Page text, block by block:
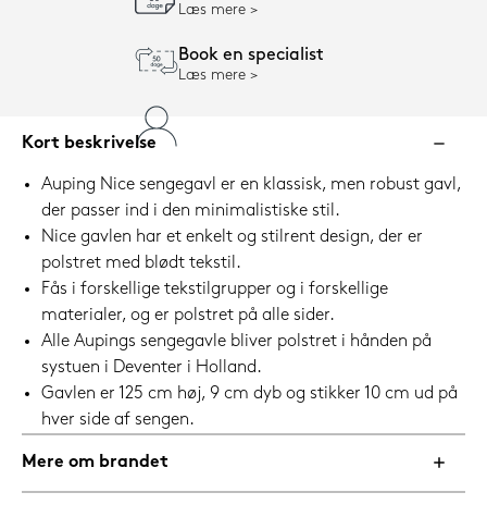
Læs mere
Book en specialist
Læs mere
Kort beskrivelse
Auping Nice sengegavl er en klassisk, men robust gavl,
der passer ind i den minimalistiske stil.
Nice gavlen har et enkelt og stilrent design, der er
polstret med blødt tekstil.
Fås i forskellige tekstilgrupper og i forskellige
materialer, og er polstret på alle sider.
Alle Aupings sengegavle bliver polstret i hånden på
systuen i Deventer i Holland.
Gavlen er 125 cm høj, 9 cm dyb og stikker 10 cm ud på
hver side af sengen.
Mere om brandet